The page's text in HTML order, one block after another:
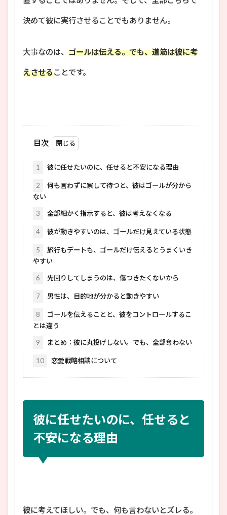
決めて彼に実行させることでもありません。
大事なのは、 ゴールは伝える。でも、道筋は彼に考
えさせることです。
目次
1 彼に任せたいのに、任せると不安になる理由
2
何も言わずに察して待つと、彼はゴールが分から
ない
3 全部細かく指示すると、彼は考えなくなる
4 彼が動きやすいのは、ゴールだけ見えている状態
5
旅行もデートも、ゴールだけ伝えるとうまくいき
やすい
6 先回りしてしまうのは、傷つきたくないから
7 男性は、目的地が分かると動きやすい
8
ゴールを伝えることと、彼をコントロールするこ
とは違う
9 まとめ：彼に丸投げしない。でも、全部奪わない
10 恋愛戦略相談について
彼に任せたいのに、任せると
不安になる理由
彼に考えてほしい。でも、何も言わないとズレる。